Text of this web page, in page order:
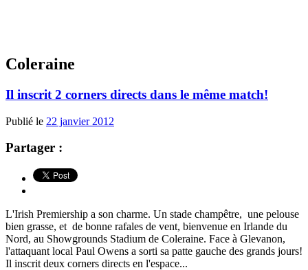
Coleraine
Il inscrit 2 corners directs dans le même match!
Publié le 22 janvier 2012
Partager :
L'Irish Premiership a son charme. Un stade champêtre, une pelouse
bien grasse, et de bonne rafales de vent, bienvenue en Irlande du
Nord, au Showgrounds Stadium de Coleraine. Face à Glevanon,
l'attaquant local Paul Owens a sorti sa patte gauche des grands jours!
Il inscrit deux corners directs en l'espace...